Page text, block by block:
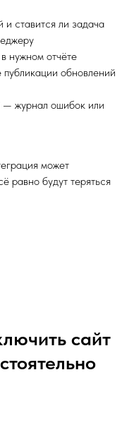
и ставится ли задача
нужном отчёте
публикации обновлений
— журнал ошибок или
может
равно будут теряться
сайт